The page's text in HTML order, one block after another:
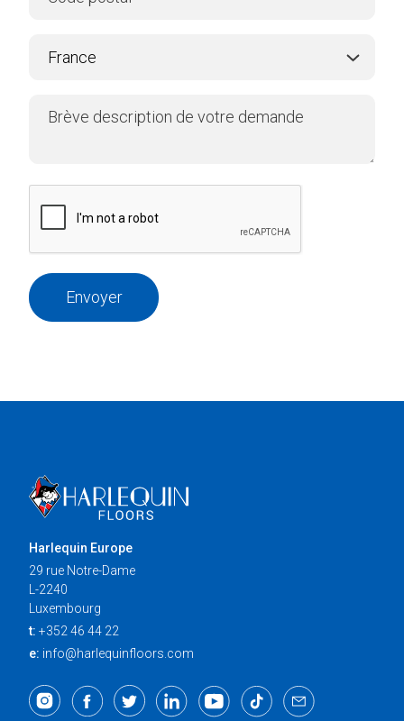
Envoyer
Harlequin Europe
29 rue Notre-Dame
L-2240
Luxembourg
t: +352 46 44 22
e: info@harlequinfloors.com